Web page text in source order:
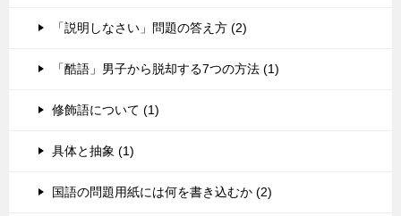
「説明しなさい」問題の答え方 (2)
「酷語」男子から脱却する7つの方法 (1)
修飾語について (1)
具体と抽象 (1)
国語の問題用紙には何を書き込むか (2)